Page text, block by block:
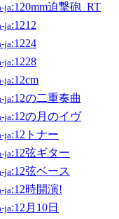
ja:120mm迫撃砲_RT
ja:1212
ja:1224
ja:1228
ja:12cm
ja:12の二重奏曲
ja:12の月のイヴ
ja:12トナー
ja:12弦ギター
ja:12弦ベース
ja:12時開演!
ja:12月10日